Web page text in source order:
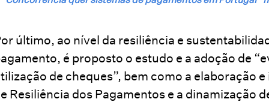
último, ao nível da resiliência e
é proposto o estudo e a adoção de
de cheques”, bem como a elaboração
Resiliência dos Pagamentos e a dinamização